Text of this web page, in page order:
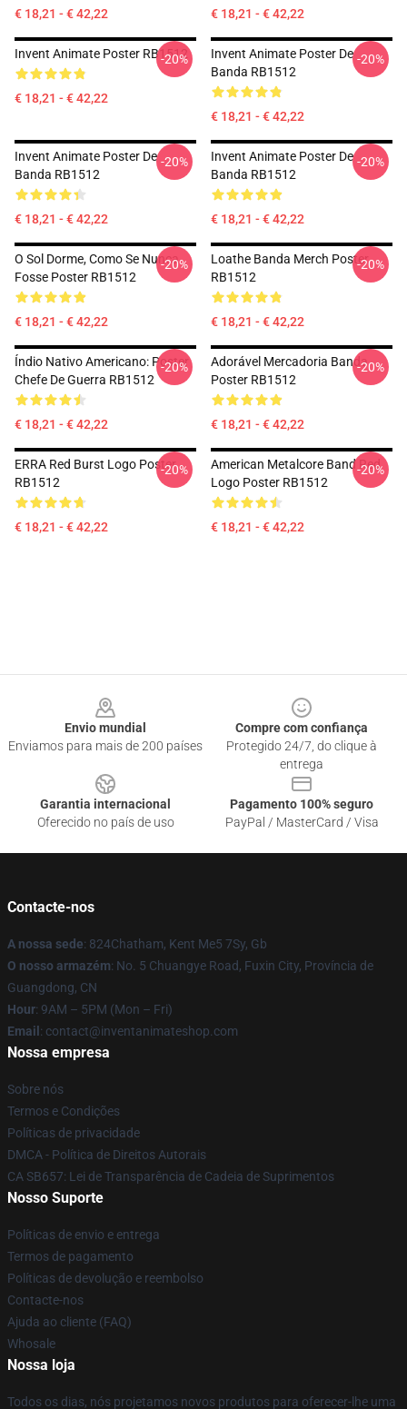
€ 18,21 - € 42,22 € 18,21 - € 42,22
Invent Animate Poster RB1512
€ 18,21 - € 42,22
-20%
Invent Animate Poster De
Banda RB1512
€ 18,21 - € 42,22
-20%
Invent Animate Poster De
Banda RB1512
€ 18,21 - € 42,22
-20%
Invent Animate Poster De
Banda RB1512
€ 18,21 - € 42,22
-20%
O Sol Dorme, Como Se Nunca
Fosse Poster RB1512
€ 18,21 - € 42,22
-20%
Loathe Banda Merch Poster
RB1512
€ 18,21 - € 42,22
-20%
Índio Nativo Americano: Poster
Chefe De Guerra RB1512
€ 18,21 - € 42,22
-20%
Adorável Mercadoria Banda
Poster RB1512
€ 18,21 - € 42,22
-20%
ERRA Red Burst Logo Poster
RB1512
€ 18,21 - € 42,22
-20%
American Metalcore Band Red
Logo Poster RB1512
€ 18,21 - € 42,22
-20%
Envio mundial
Enviamos para mais de 200 países
Compre com confiança
Protegido 24/7, do clique à
entrega
Garantia internacional
Oferecido no país de uso
Pagamento 100% seguro
PayPal / MasterCard / Visa
Contacte-nos
A nossa sede: 824Chatham, Kent Me5 7Sy, Gb
O nosso armazém: No. 5 Chuangye Road, Fuxin City, Província de
Guangdong, CN
Hour: 9AM – 5PM (Mon – Fri)
Email : contact@inventanimateshop.com
Nossa empresa
Sobre nós
Termos e Condições
Políticas de privacidade
DMCA - Política de Direitos Autorais
CA SB657: Lei de Transparência de Cadeia de Suprimentos
Nosso Suporte
Políticas de envio e entrega
Termos de pagamento
Políticas de devolução e reembolso
Contacte-nos
Ajuda ao cliente (FAQ)
Whosale
Nossa loja
Todos os dias, nós projetamos novos produtos para oferecer-lhe uma